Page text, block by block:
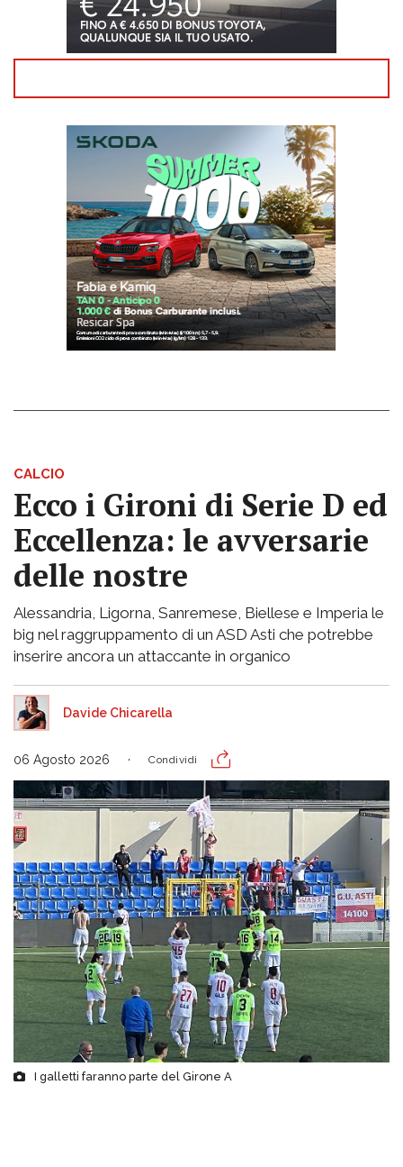
CALCIO
Ecco i Gironi di Serie D ed
Eccellenza: le avversarie
delle nostre
Alessandria, Ligorna, Sanremese, Biellese e Imperia le
big nel raggruppamento di un ASD Asti che potrebbe
inserire ancora un attaccante in organico
Davide Chicarella
06 Agosto 2026 Condividi
I galletti faranno parte del Girone A